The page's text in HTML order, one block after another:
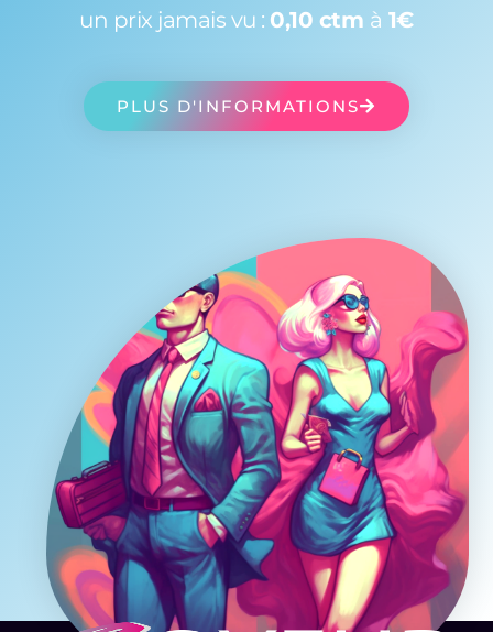
un prix jamais vu : 0,10 ctm à 1€
PLUS D'INFORMATIONS